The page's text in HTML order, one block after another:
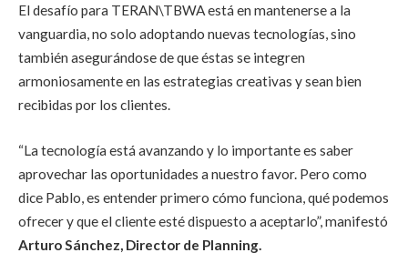
El desafío para TERAN\TBWA está en mantenerse a la
vanguardia, no solo adoptando nuevas tecnologías, sino
también asegurándose de que éstas se integren
armoniosamente en las estrategias creativas y sean bien
recibidas por los clientes.
“La tecnología está avanzando y lo importante es saber
aprovechar las oportunidades a nuestro favor. Pero como
dice Pablo, es entender primero cómo funciona, qué podemos
ofrecer y que el cliente esté dispuesto a aceptarlo”, manifestó
Arturo Sánchez, Director de Planning.